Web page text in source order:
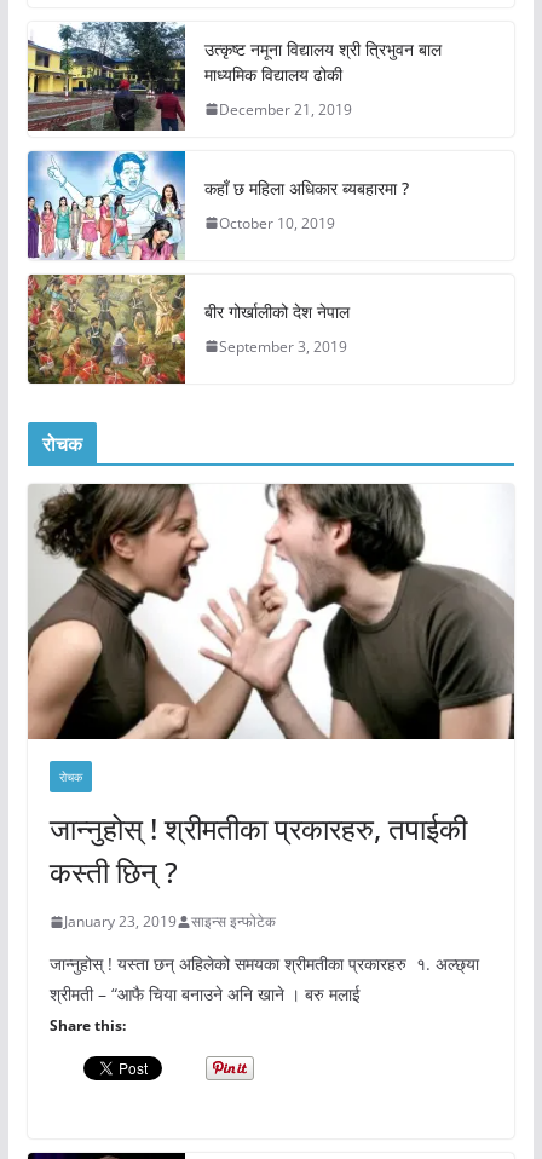
उत्कृष्ट नमूना विद्यालय श्री त्रिभुवन बाल
माध्यमिक विद्यालय ढोकी
December 21, 2019
कहाँ छ महिला अधिकार ब्यबहारमा ?
October 10, 2019
बीर गोर्खालीको देश नेपाल
September 3, 2019
रोचक
रोचक
जान्नुहोस् ! श्रीमतीका प्रकारहरु, तपाईकी
कस्ती छिन् ?
January 23, 2019 साइन्स इन्फोटेक
जान्नुहोस् ! यस्ता छन् अहिलेको समयका श्रीमतीका प्रकारहरु १. अल्छ्या
श्रीमती – “आफै चिया बनाउने अनि खाने । बरु मलाई
Share this: